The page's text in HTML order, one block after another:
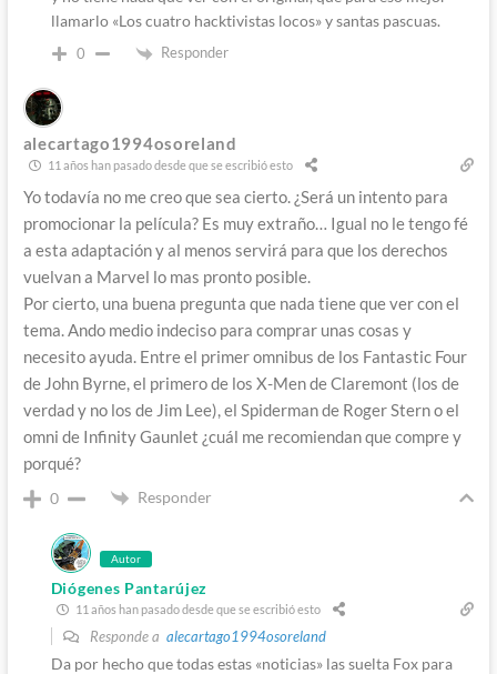
llamarlo «Los cuatro hacktivistas locos» y santas pascuas.
0 Responder
alecartago1994osoreland
11 años han pasado desde que se escribió esto
Yo todavía no me creo que sea cierto. ¿Será un intento para
promocionar la película? Es muy extraño… Igual no le tengo fé
a esta adaptación y al menos servirá para que los derechos
vuelvan a Marvel lo mas pronto posible.
Por cierto, una buena pregunta que nada tiene que ver con el
tema. Ando medio indeciso para comprar unas cosas y
necesito ayuda. Entre el primer omnibus de los Fantastic Four
de John Byrne, el primero de los X-Men de Claremont (los de
verdad y no los de Jim Lee), el Spiderman de Roger Stern o el
omni de Infinity Gaunlet ¿cuál me recomiendan que compre y
porqué?
0 Responder
Autor
Diógenes Pantarújez
11 años han pasado desde que se escribió esto
Responde a alecartago1994osoreland
Da por hecho que todas estas «noticias» las suelta Fox para